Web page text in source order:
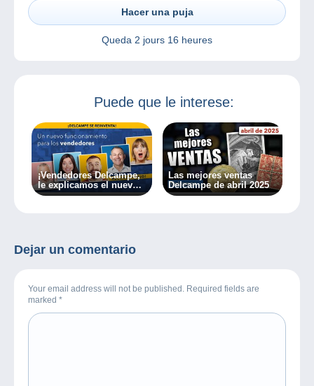
Hacer una puja
Queda 2 jours 16 heures
Puede que le interese:
¡Vendedores Delcampe,
le explicamos el nuevo
funcionamiento de
Las mejores ventas
Delcampe de abril 2025
Dejar un comentario
Your email address will not be published. Required fields are
marked *